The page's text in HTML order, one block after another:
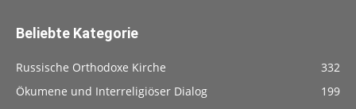
Beliebte Kategorie
Russische Orthodoxe Kirche
332
Ökumene und Interreligiöser Dialog
199